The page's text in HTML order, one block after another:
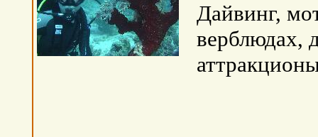
Дайвинг,
верблюдах,